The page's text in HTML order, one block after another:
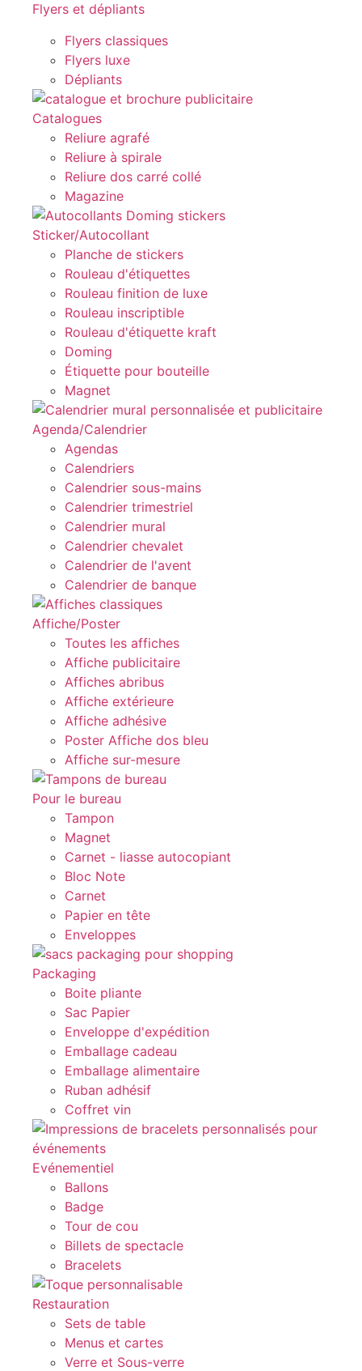
Flyers et dépliants
Flyers classiques
Flyers luxe
Dépliants
Catalogues
Reliure agrafé
Reliure à spirale
Reliure dos carré collé
Magazine
Sticker/Autocollant
Planche de stickers
Rouleau d'étiquettes
Rouleau finition de luxe
Rouleau inscriptible
Rouleau d'étiquette kraft
Doming
Étiquette pour bouteille
Magnet
Agenda/Calendrier
Agendas
Calendriers
Calendrier sous-mains
Calendrier trimestriel
Calendrier mural
Calendrier chevalet
Calendrier de l'avent
Calendrier de banque
Affiche/Poster
Toutes les affiches
Affiche publicitaire
Affiches abribus
Affiche extérieure
Affiche adhésive
Poster Affiche dos bleu
Affiche sur-mesure
Pour le bureau
Tampon
Magnet
Carnet - liasse autocopiant
Bloc Note
Carnet
Papier en tête
Enveloppes
Packaging
Boite pliante
Sac Papier
Enveloppe d'expédition
Emballage cadeau
Emballage alimentaire
Ruban adhésif
Coffret vin
Evénementiel
Ballons
Badge
Tour de cou
Billets de spectacle
Bracelets
Restauration
Sets de table
Menus et cartes
Verre et Sous-verre